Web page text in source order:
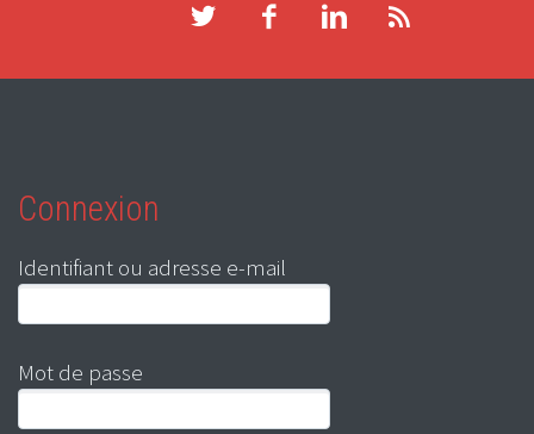
Connexion
Identifiant ou adresse e-mail
Mot de passe